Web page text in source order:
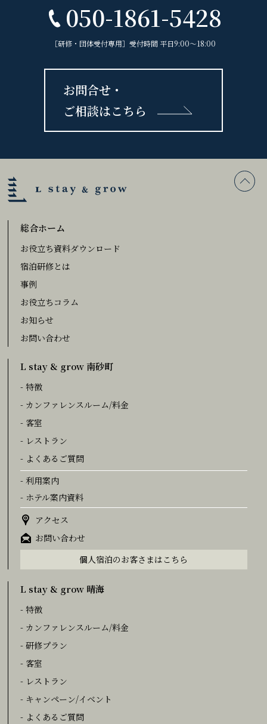
050-1861-5428
［研修・団体受付専用］受付時間 平日9:00〜18:00
お問合せ・
ご相談はこちら
総合ホーム
お役立ち資料ダウンロード
宿泊研修とは
事例
お役立ちコラム
お知らせ
お問い合わせ
L stay & grow 南砂町
- 特徴
- カンファレンスルーム/料金
- 客室
- レストラン
- よくあるご質問
- 利用案内
- ホテル案内資料
アクセス
お問い合わせ
個人宿泊のお客さまはこちら
L stay & grow 晴海
- 特徴
- カンファレンスルーム/料金
- 研修プラン
- 客室
- レストラン
- キャンペーン/イベント
- よくあるご質問